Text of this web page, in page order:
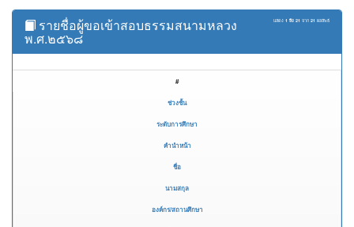
แสดง 1 ถึง 21 จาก 21 ผลลัพธ์
รายชื่อผู้ขอเข้าสอบธรรมสนามหลวง
พ.ศ.๒๕๖๘
#
ช่วงชั้น
ระดับการศึกษา
คำนำหน้า
ชื่อ
นามสกุล
องค์กร/สถานศึกษา